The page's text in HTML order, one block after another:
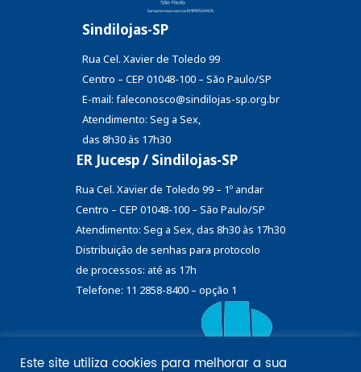
Sindilojas-SP
Rua Cel. Xavier de Toledo 99
Centro – CEP 01048-100 – São Paulo/SP
E-mail: faleconosco@sindilojas-sp.org.br
Atendimento: Seg a Sex,
das 8h30 às 17h30
ER Jucesp / Sindilojas-SP
Rua Cel. Xavier de Toledo 99 – 1º andar
Centro – CEP 01048-100 – São Paulo/SP
Atendimento: Seg a Sex, das 8h30 às 17h30
Distribuição de senhas para protocolo
de processos: até as 17h
Telefone: 11 2858-8400 – opção 1
Este site utiliza cookies para melhorar a sua